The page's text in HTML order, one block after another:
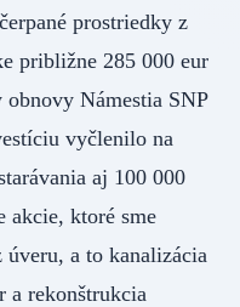
prostriedky z
približne 285 000 eur
Námestia SNP
vyčlenilo na
aj 100 000
akcie, ktoré sme
a to kanalizácia
a rekonštrukcia